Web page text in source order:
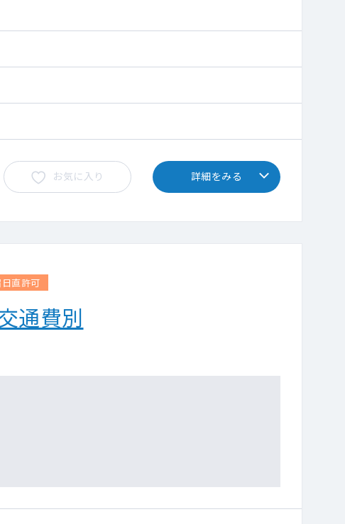
お気に入り 詳細をみる
直許可
通費別